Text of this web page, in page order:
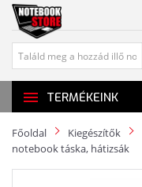
TERMÉKEINK
Főoldal Kiegészítők
notebook táska, hátizsák